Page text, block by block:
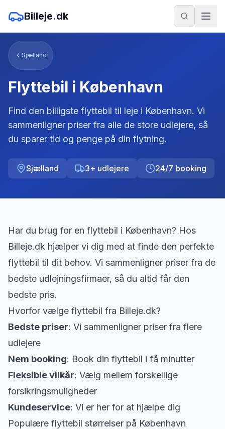
Billeje.dk
Sjælland
Flyttebil i København
Find den billigste flyttebil til leje i København. Vi
sammenligner priser fra alle de store udlejere, så
du sparer tid og penge på din flytning.
Sjælland 3+ udlejere 24/7 booking
Har du brug for en flyttebil i København? Hos
Billeje.dk hjælper vi dig med at finde den perfekte
flyttebil til dit behov. Vi sammenligner priser fra de
bedste udlejningsfirmaer, så du altid får den
bedste pris.
Hvorfor vælge flyttebil fra Billeje.dk?
Bedste priser: Vi sammenligner priser fra flere
udlejere
Nem booking: Book din flyttebil i få minutter
Fleksible vilkår: Vælg mellem forskellige
forsikringsmuligheder
Kundeservice: Vi er her for at hjælpe dig
Populære flyttebil størrelser på København